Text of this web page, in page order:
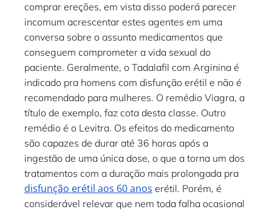
comprar ereções, em vista disso poderá parecer
incomum acrescentar estes agentes em uma
conversa sobre o assunto medicamentos que
conseguem comprometer a vida sexual do
paciente. Geralmente, o Tadalafil com Arginina é
indicado pra homens com disfunção erétil e não é
recomendado para mulheres. O remédio Viagra, a
título de exemplo, faz cota desta classe. Outro
remédio é o Levitra. Os efeitos do medicamento
são capazes de durar até 36 horas após a
ingestão de uma única dose, o que a torna um dos
tratamentos com a duração mais prolongada pra
disfunção erétil aos 60 anos erétil. Porém, é
considerável relevar que nem toda falha ocasional